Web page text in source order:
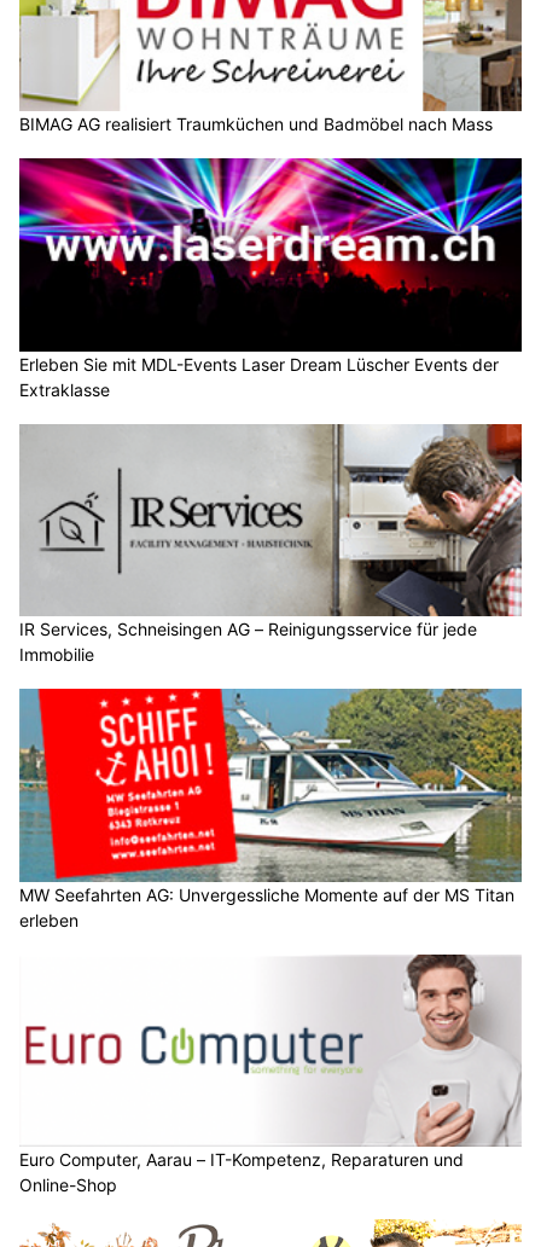
BIMAG AG realisiert Traumküchen und Badmöbel nach Mass
Erleben Sie mit MDL-Events Laser Dream Lüscher Events der
Extraklasse
IR Services, Schneisingen AG – Reinigungsservice für jede
Immobilie
MW Seefahrten AG: Unvergessliche Momente auf der MS Titan
erleben
Euro Computer, Aarau – IT-Kompetenz, Reparaturen und
Online-Shop